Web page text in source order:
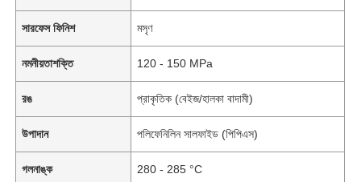
সারফেস ফিনিশ মসৃণ
নমনীয়তাশক্তি 120 - 150 MPa
রঙ প্রাকৃতিক (বেইজ/হালকা বাদামী)
উপাদান পলিফেনিলিন সালফাইড (পিপিএস)
গলনাঙ্ক 280 - 285 °C